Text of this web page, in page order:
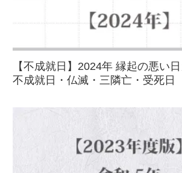
【不成就日】2024年 縁起の悪い
不成就日・仏滅・三隣亡・受死日